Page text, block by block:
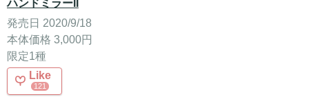
ハンドミラーII
発売日 2020/9/18
本体価格 3,000円
限定1種
Like
121